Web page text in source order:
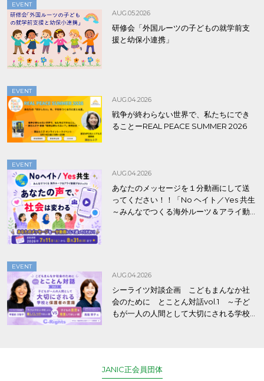
EVENT
AUG.05.2026
研修会「外国ルーツの子どもの就学前支
援と幼保小連携」
EVENT
AUG.04.2026
戦争が終わらない世界で、私たちにでき
ることーREAL PEACE SUMMER 2026
EVENT
AUG.04.2026
あなたのメッセージを１分動画にして送
ってください！！「No ヘイト／Yes 共生
～みんなでつくる海外ルーツ＆アライ動
EVENT
AUG.04.2026
シーライツ対談企画 こどもまんなか社
会のために とことん対話vol.1 ～子ど
もが一人の人間として大切にされる学校
JANIC正会員団体